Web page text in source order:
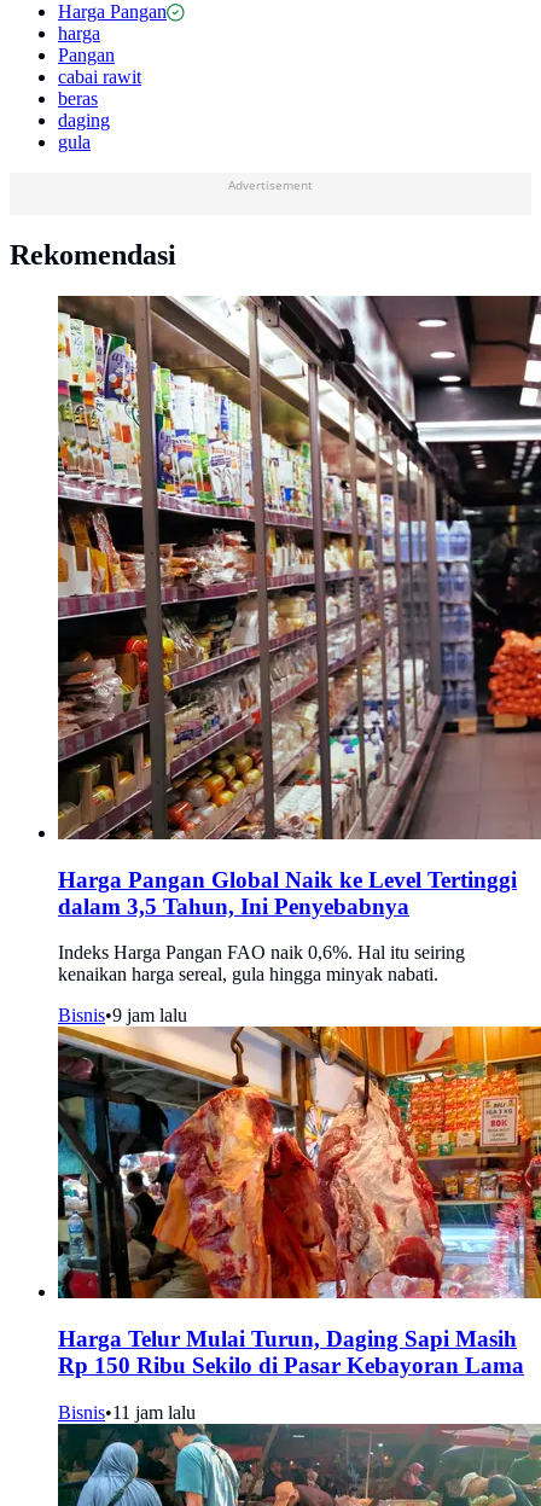
Harga Pangan
harga
Pangan
cabai rawit
beras
daging
gula
Advertisement
Rekomendasi
Harga Pangan Global Naik ke Level Tertinggi
dalam 3,5 Tahun, Ini Penyebabnya
Indeks Harga Pangan FAO naik 0,6%. Hal itu seiring
kenaikan harga sereal, gula hingga minyak nabati.
Bisnis•9 jam lalu
Harga Telur Mulai Turun, Daging Sapi Masih
Rp 150 Ribu Sekilo di Pasar Kebayoran Lama
Bisnis•11 jam lalu